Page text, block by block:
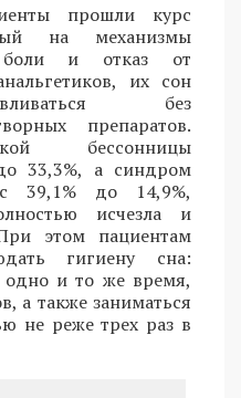
прошли курс
на механизмы
боли и отказ от
их сон
без
препаратов.
бессонницы
33,3%, а синдром
39,1% до 14,9%,
исчезла и
этом пациентам
гигиену сна:
одно и то же время,
а также заниматься
не реже трех раз в